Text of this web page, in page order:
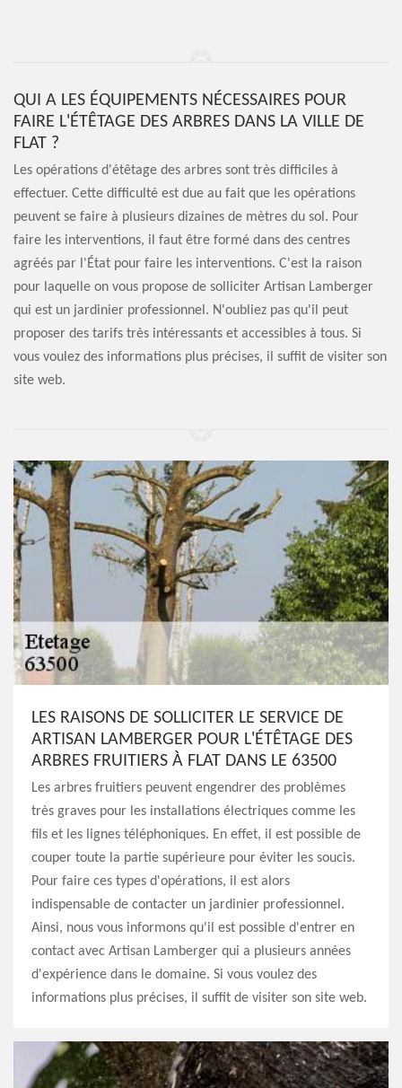
QUI A LES ÉQUIPEMENTS NÉCESSAIRES POUR
FAIRE L'ÉTÊTAGE DES ARBRES DANS LA VILLE DE
FLAT ?
Les opérations d'étêtage des arbres sont très difficiles à
effectuer. Cette difficulté est due au fait que les opérations
peuvent se faire à plusieurs dizaines de mètres du sol. Pour
faire les interventions, il faut être formé dans des centres
agréés par l'État pour faire les interventions. C'est la raison
pour laquelle on vous propose de solliciter Artisan Lamberger
qui est un jardinier professionnel. N'oubliez pas qu'il peut
proposer des tarifs très intéressants et accessibles à tous. Si
vous voulez des informations plus précises, il suffit de visiter son
site web.
LES RAISONS DE SOLLICITER LE SERVICE DE
ARTISAN LAMBERGER POUR L'ÉTÊTAGE DES
ARBRES FRUITIERS À FLAT DANS LE 63500
Les arbres fruitiers peuvent engendrer des problèmes
très graves pour les installations électriques comme les
fils et les lignes téléphoniques. En effet, il est possible de
couper toute la partie supérieure pour éviter les soucis.
Pour faire ces types d'opérations, il est alors
indispensable de contacter un jardinier professionnel.
Ainsi, nous vous informons qu'il est possible d'entrer en
contact avec Artisan Lamberger qui a plusieurs années
d'expérience dans le domaine. Si vous voulez des
informations plus précises, il suffit de visiter son site web.